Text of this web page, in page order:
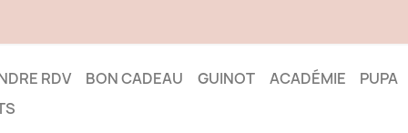
RDV BON CADEAU GUINOT ACADÉMIE PUPA